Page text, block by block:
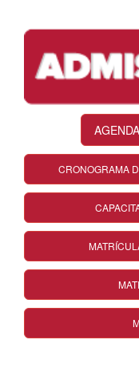
CRONOGRAMA